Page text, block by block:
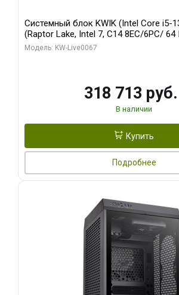
Системный блок KWIK (Intel Core i5-
(Raptor Lake, Intel 7, C14 8EC/6PC/
RTX5080 GAMINGPRO OC 16GB GDDR7
Модель: KW-Live0067
318 713 руб.
В наличии
Купить
Подробнее